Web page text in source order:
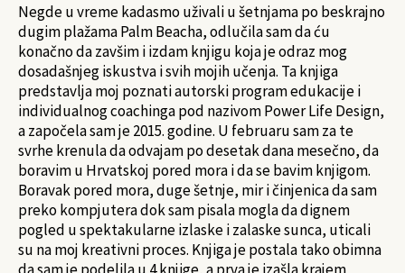
Negde u vreme kadasmo uživali u šetnjama po beskrajno
dugim plažama Palm Beacha, odlučila sam da ću
konačno da zavšim i izdam knjigu koja je odraz mog
dosadašnjeg iskustva i svih mojih učenja. Ta knjiga
predstavlja moj poznati autorski program edukacije i
individualnog coachinga pod nazivom Power Life Design,
a započela sam je 2015. godine. U februaru sam za te
svrhe krenula da odvajam po desetak dana mesečno, da
boravim u Hrvatskoj pored mora i da se bavim knjigom.
Boravak pored mora, duge šetnje, mir i činjenica da sam
preko kompjutera dok sam pisala mogla da dignem
pogled u spektakularne izlaske i zalaske sunca, uticali
su na moj kreativni proces. Knjiga je postala tako obimna